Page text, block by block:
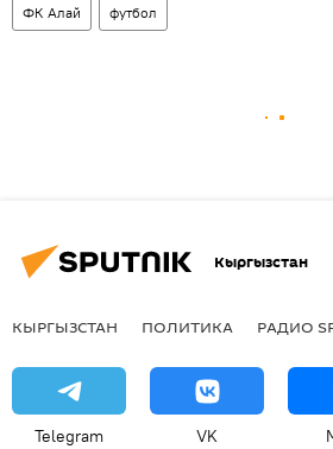
ФК Алай футбол
Кыргызстан
КЫРГЫЗСТАН ПОЛИТИКА РАДИО
Telegram VK